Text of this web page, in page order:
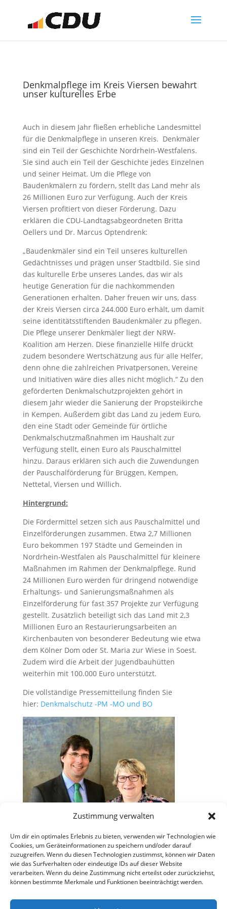
Zustimmung verwalten
Um dir ein optimales Erlebnis zu bieten, verwenden wir Technologien wie
Cookies, um Geräteinformationen zu speichern und/oder darauf
zuzugreifen. Wenn du diesen Technologien zustimmst, können wir Daten
wie das Surfverhalten oder eindeutige IDs auf dieser Website
verarbeiten. Wenn du deine Zustimmung nicht erteilst oder zurückziehst,
können bestimmte Merkmale und Funktionen beeinträchtigt werden.
Denkmalpflege im Kreis Viersen bewahrt
unser kulturelles Erbe
Auch in diesem Jahr fließen erhebliche Landesmittel
für die Denkmalpflege in unseren Kreis. Denkmäler
sind ein Teil der Geschichte Nordrhein-Westfalens.
Sie sind auch ein Teil der Geschichte jedes Einzelnen
und seiner Heimat. Um die Pflege von
Baudenkmälern zu fördern, stellt das Land mehr als
26 Millionen Euro zur Verfügung. Auch der Kreis
Viersen profitiert von dieser Förderung. Dazu
erklären die CDU-Landtagsabgeordneten Britta
Oellers und Dr. Marcus Optendrenk:
„Baudenkmäler sind ein Teil unseres kulturellen
Gedächtnisses und prägen unser Stadtbild. Sie sind
das kulturelle Erbe unseres Landes, das wir als
heutige Generation für die nachkommenden
Generationen erhalten. Daher freuen wir uns, dass
der Kreis Viersen circa 244.000 Euro erhält, um damit
seine identitätsstiftenden Baudenkmäler zu pflegen.
Die Pflege unserer Denkmäler liegt der NRW-
Koalition am Herzen. Diese finanzielle Hilfe drückt
zudem besondere Wertschätzung aus für alle Helfer,
denn ohne die zahlreichen Privatpersonen, Vereine
und Initiativen wäre dies alles nicht möglich.“ Zu den
geförderten Denkmalschutzprojekten gehört in
diesem Jahr wieder die Sanierung der Propsteikirche
in Kempen. Außerdem gibt das Land zu jedem Euro,
den eine Stadt oder Gemeinde für örtliche
Denkmalschutzmaßnahmen im Haushalt zur
Verfügung stellt, einen Euro als Pauschalmittel
hinzu. Daraus erklären sich auch die Zuwendungen
der Pauschalförderung für Brüggen, Kempen,
Nettetal, Viersen und Willich.
Hintergrund:
Die Fördermittel setzen sich aus Pauschalmittel und
Einzelförderungen zusammen. Etwa 2,7 Millionen
Euro bekommen 197 Städte und Gemeinden in
Nordrhein-Westfalen als Pauschalmittel für kleinere
Maßnahmen im Rahmen der Denkmalpflege. Rund
24 Millionen Euro werden für dringend notwendige
Erhaltungs- und Sanierungsmaßnahmen als
Einzelförderung für fast 357 Projekte zur Verfügung
gestellt. Zusätzlich beteiligt sich das Land mit 2,3
Millionen Euro an Restaurierungsarbeiten an
Kirchenbauten von besonderer Bedeutung wie etwa
dem Kölner Dom oder St. Maria zur Wiese in Soest.
Zudem wird die Arbeit der Jugendbauhütten
weiterhin mit 100.000 Euro unterstützt.
Die vollständige Pressemitteilung finden Sie
hier: Denkmalschutz -PM -MO und BO